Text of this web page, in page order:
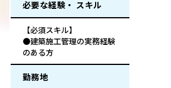
必要な経験・ スキル
【必須スキル】
●建築施工管理の実務経験
のある方
勤務地